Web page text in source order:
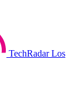
TechRadar Los